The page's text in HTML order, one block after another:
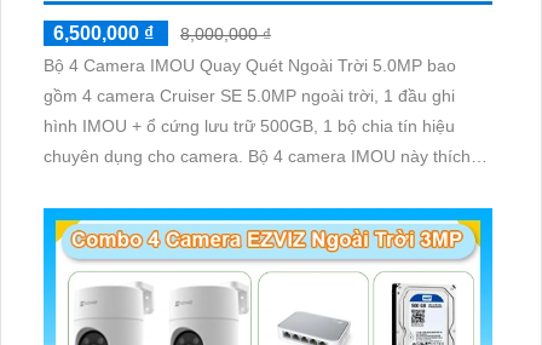
6,500,000 ₫
8,000,000 ₫
Bộ 4 Camera IMOU Quay Quét Ngoài Trời 5.0MP bao
gồm 4 camera Cruiser SE 5.0MP ngoài trời, 1 đầu ghi
hình IMOU + ổ cứng lưu trữ 500GB, 1 bộ chia tín hiệu
chuyên dụng cho camera. Bộ 4 camera IMOU này thích
cần giám sát ngoài trời